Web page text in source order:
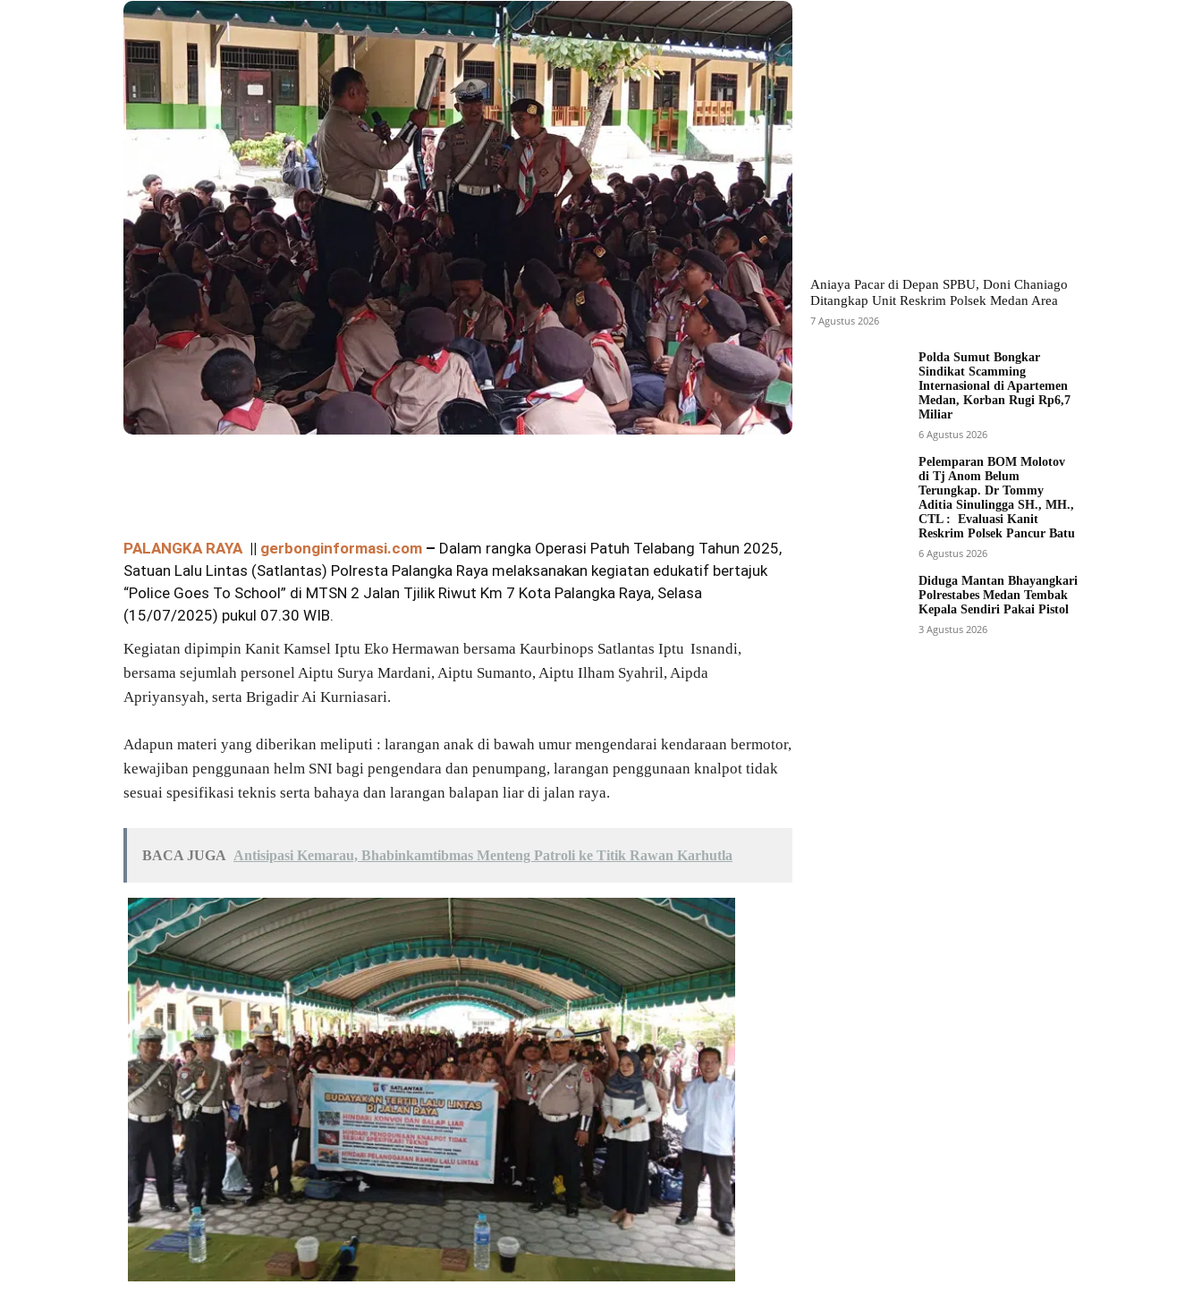
PALANGKA RAYA || gerbonginformasi.com – Dalam rangka Operasi Patuh Telabang Tahun 2025,
Satuan Lalu Lintas (Satlantas) Polresta Palangka Raya melaksanakan kegiatan edukatif bertajuk
“Police Goes To School” di MTSN 2 Jalan Tjilik Riwut Km 7 Kota Palangka Raya, Selasa
(15/07/2025) pukul 07.30 WIB.
Kegiatan dipimpin Kanit Kamsel Iptu Eko Hermawan bersama Kaurbinops Satlantas Iptu Isnandi,
bersama sejumlah personel Aiptu Surya Mardani, Aiptu Sumanto, Aiptu Ilham Syahril, Aipda
Apriyansyah, serta Brigadir Ai Kurniasari.
Adapun materi yang diberikan meliputi : larangan anak di bawah umur mengendarai kendaraan bermotor,
kewajiban penggunaan helm SNI bagi pengendara dan penumpang, larangan penggunaan knalpot tidak
sesuai spesifikasi teknis serta bahaya dan larangan balapan liar di jalan raya.
BACA JUGA Antisipasi Kemarau, Bhabinkamtibmas Menteng Patroli ke Titik Rawan Karhutla
Aniaya Pacar di Depan SPBU, Doni Chaniago
Ditangkap Unit Reskrim Polsek Medan Area
7 Agustus 2026
Polda Sumut Bongkar
Sindikat Scamming
Internasional di Apartemen
Medan, Korban Rugi Rp6,7
Miliar
6 Agustus 2026
Pelemparan BOM Molotov
di Tj Anom Belum
Terungkap. Dr Tommy
Aditia Sinulingga SH., MH.,
CTL : Evaluasi Kanit
Reskrim Polsek Pancur Batu
6 Agustus 2026
Diduga Mantan Bhayangkari
Polrestabes Medan Tembak
Kepala Sendiri Pakai Pistol
3 Agustus 2026